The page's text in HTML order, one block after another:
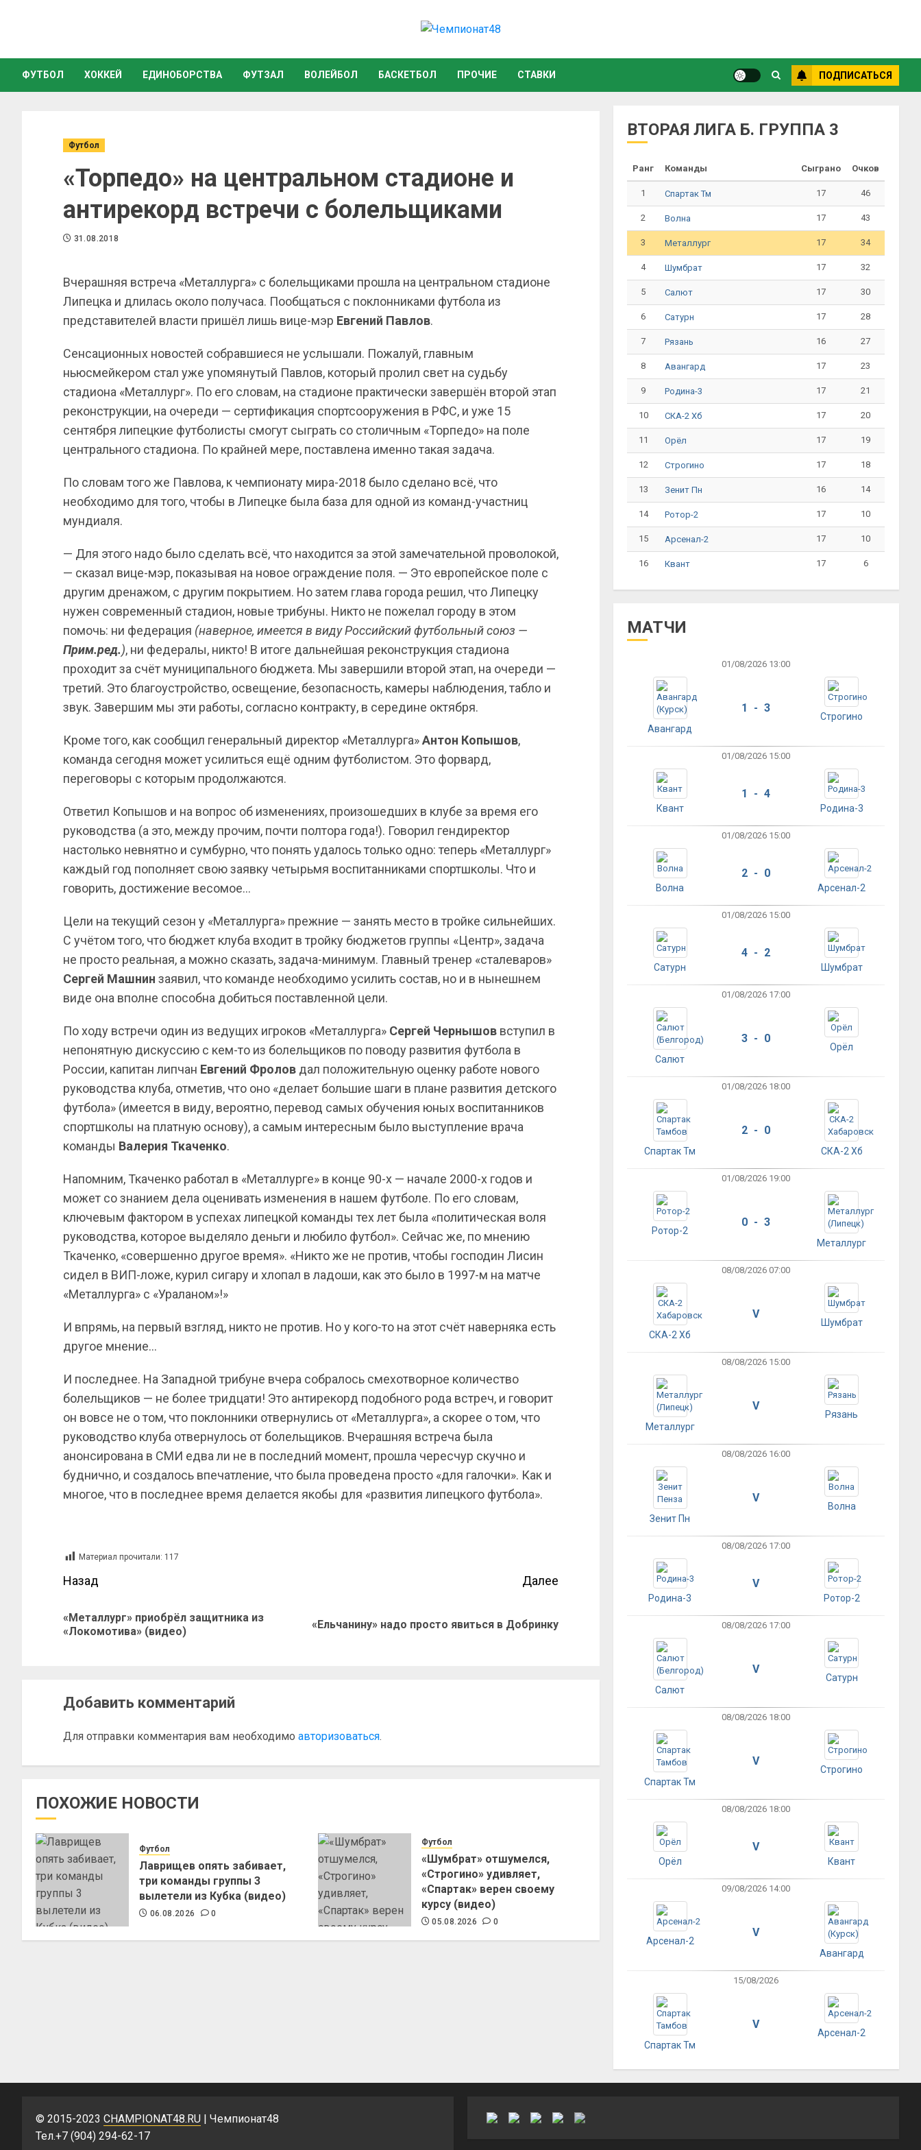
ФУТБОЛ ХОККЕЙ ЕДИНОБОРСТВА ФУТЗАЛ ВОЛЕЙБОЛ БАСКЕТБОЛ ПРОЧИЕ СТАВКИ ПОДПИСАТЬСЯ
Футбол
«Торпедо» на центральном стадионе и
антирекорд встречи с болельщиками
31.08.2018
Вчерашняя встреча «Металлурга» с болельщиками прошла на центральном стадионе
Липецка и длилась около получаса. Пообщаться с поклонниками футбола из
представителей власти пришёл лишь вице-мэр Евгений Павлов.
Сенсационных новостей собравшиеся не услышали. Пожалуй, главным
ньюсмейкером стал уже упомянутый Павлов, который пролил свет на судьбу
стадиона «Металлург». По его словам, на стадионе практически завершён второй этап
реконструкции, на очереди — сертификация спортсооружения в РФС, и уже 15
сентября липецкие футболисты смогут сыграть со столичным «Торпедо» на поле
центрального стадиона. По крайней мере, поставлена именно такая задача.
По словам того же Павлова, к чемпионату мира-2018 было сделано всё, что
необходимо для того, чтобы в Липецке была база для одной из команд-участниц
мундиаля.
— Для этого надо было сделать всё, что находится за этой замечательной проволокой,
— сказал вице-мэр, показывая на новое ограждение поля. — Это европейское поле с
другим дренажом, с другим покрытием. Но затем глава города решил, что Липецку
нужен современный стадион, новые трибуны. Никто не пожелал городу в этом
помочь: ни федерация (наверное, имеется в виду Российский футбольный союз —
Прим.ред.), ни федералы, никто! В итоге дальнейшая реконструкция стадиона
проходит за счёт муниципального бюджета. Мы завершили второй этап, на очереди —
третий. Это благоустройство, освещение, безопасность, камеры наблюдения, табло и
звук. Завершим мы эти работы, согласно контракту, в середине октября.
Кроме того, как сообщил генеральный директор «Металлурга»Антон Копышов,
команда сегодня может усилиться ещё одним футболистом. Это форвард,
переговоры с которым продолжаются.
Ответил Копышов и на вопрос об изменениях, произошедших в клубе за время его
руководства (а это, между прочим, почти полтора года!). Говорил гендиректор
настолько невнятно и сумбурно, что понять удалось только одно: теперь «Металлург»
каждый год пополняет свою заявку четырьмя воспитанниками спортшколы. Что и
говорить, достижение весомое…
Цели на текущий сезон у «Металлурга» прежние — занять место в тройке сильнейших.
С учётом того, что бюджет клуба входит в тройку бюджетов группы «Центр», задача
не просто реальная, а можно сказать, задача-минимум. Главный тренер «сталеваров»
Сергей Машнин заявил, что команде необходимо усилить состав, но и в нынешнем
виде она вполне способна добиться поставленной цели.
По ходу встречи один из ведущих игроков «Металлурга» Сергей Чернышов вступил в
непонятную дискуссию с кем-то из болельщиков по поводу развития футбола в
России, капитан липчан Евгений Фролов дал положительную оценку работе нового
руководства клуба, отметив, что оно «делает большие шаги в плане развития детского
футбола» (имеется в виду, вероятно, перевод самых обучения юных воспитанников
спортшколы на платную основу), а самым интересным было выступление врача
команды Валерия Ткаченко.
Напомним, Ткаченко работал в «Металлурге» в конце 90-х — начале 2000-х годов и
может со знанием дела оценивать изменения в нашем футболе. По его словам,
ключевым фактором в успехах липецкой команды тех лет была «политическая воля
руководства, которое выделяло деньги и любило футбол». Сейчас же, по мнению
Ткаченко, «совершенно другое время». «Никто же не против, чтобы господин Лисин
сидел в ВИП-ложе, курил сигару и хлопал в ладоши, как это было в 1997-м на матче
«Металлурга» с «Ураланом»!»
И впрямь, на первый взгляд, никто не против. Но у кого-то на этот счёт наверняка есть
другое мнение…
И последнее. На Западной трибуне вчера собралось смехотворное количество
болельщиков — не более тридцати! Это антирекорд подобного рода встреч, и говорит
он вовсе не о том, что поклонники отвернулись от «Металлурга», а скорее о том, что
руководство клуба отвернулось от болельщиков. Вчерашняя встреча была
анонсирована в СМИ едва ли не в последний момент, прошла чересчур скучно и
буднично, и создалось впечатление, что была проведена просто «для галочки». Как и
многое, что в последнее время делается якобы для «развития липецкого футбола».
Материал прочитали: 117
Назад
«Металлург» приобрёл защитника из
«Локомотива» (видео)
Далее
«Ельчанину» надо просто явиться в Добринку
Добавить комментарий
Для отправки комментария вам необходимо авторизоваться.
ПОХОЖИЕ НОВОСТИ
Футбол
Лаврищев опять забивает,
три команды группы 3
вылетели из Кубка (видео)
06.08.2026 0
Футбол
«Шумбрат» отшумелся,
«Строгино» удивляет,
«Спартак» верен своему
курсу (видео)
05.08.2026 0
ВТОРАЯ ЛИГА Б. ГРУППА 3
Ранг Команды Сыграно Очков
1 Спартак Тм 17 46
2 Волна 17 43
3 Металлург 17 34
4 Шумбрат 17 32
5 Салют 17 30
6 Сатурн 17 28
7 Рязань 16 27
8 Авангард 17 23
9 Родина-3 17 21
10 СКА-2 Хб 17 20
11 Орёл 17 19
12 Строгино 17 18
13 Зенит Пн 16 14
14 Ротор-2 17 10
15 Арсенал-2 17 10
16 Квант 17 6
МАТЧИ
01/08/2026 13:00
Авангард
1 - 3
Строгино
01/08/2026 15:00
Квант
1 - 4
Родина-3
01/08/2026 15:00
Волна
2 - 0
Арсенал-2
01/08/2026 15:00
Сатурн
4 - 2
Шумбрат
01/08/2026 17:00
Салют
3 - 0
Орёл
01/08/2026 18:00
Спартак Тм
2 - 0
СКА-2 Хб
01/08/2026 19:00
Ротор-2
0 - 3
Металлург
08/08/2026 07:00
СКА-2 Хб
V
Шумбрат
08/08/2026 15:00
Металлург
V
Рязань
08/08/2026 16:00
Зенит Пн
V
Волна
08/08/2026 17:00
Родина-3
V
Ротор-2
08/08/2026 17:00
Салют
V
Сатурн
08/08/2026 18:00
Спартак Тм
V
Строгино
08/08/2026 18:00
Орёл
V
Квант
09/08/2026 14:00
Арсенал-2
V
Авангард
15/08/2026
Спартак Тм
V
Арсенал-2
© 2015-2023 CHAMPIONAT48.RU | Чемпионат48
Тел.+7 (904) 294-62-17